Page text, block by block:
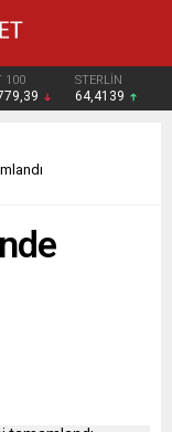
100 STERLİN
64,4139